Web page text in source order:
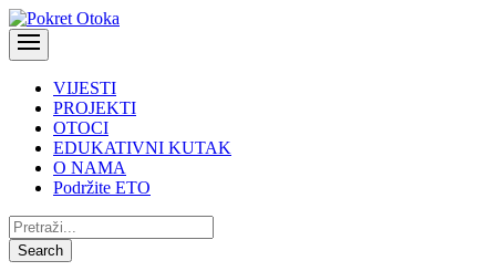
VIJESTI
PROJEKTI
OTOCI
EDUKATIVNI KUTAK
O NAMA
Podržite ETO
Pretraži:
Search